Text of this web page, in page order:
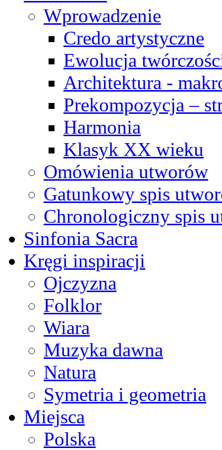
Wprowadzenie
Credo artystyczne
Ewolucja
Architektura -
Prekompozycja –
Harmonia
Klasyk XX wieku
Omówienia utworów
Gatunkowy spis
Chronologiczny spis
Sinfonia Sacra
Kręgi inspiracji
Ojczyzna
Folklor
Wiara
Muzyka dawna
Natura
Symetria i geometria
Miejsca
Polska